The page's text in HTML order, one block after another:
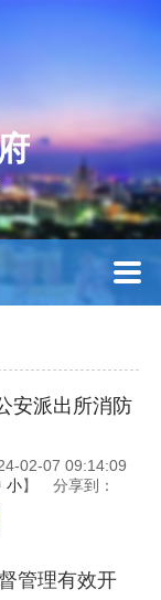
安派出所消防
02-07 09:14:09
小】 分享到：
管理有效开